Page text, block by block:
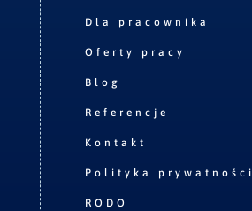
Dla pracownika
Oferty pracy
Blog
Referencje
Kontakt
Polityka prywatności
RODO